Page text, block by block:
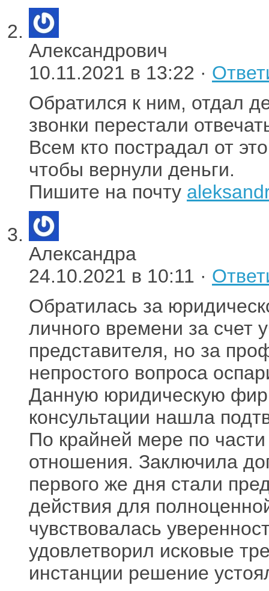
Александрович
10.11.2021 в 13:22 ·
Обратился к ним, отдал
звонки перестали
Всем кто пострадал от
чтобы вернули деньги.
Пишите на почту
Александра
24.10.2021 в 10:11 ·
Обратилась за
личного времени за счет
представителя, но за
непростого вопроса
Данную юридическую
консультации нашла
По крайней мере по
отношения. Заключила
первого же дня стали
действия для
чувствовалась
удовлетворил исковые
инстанции решение